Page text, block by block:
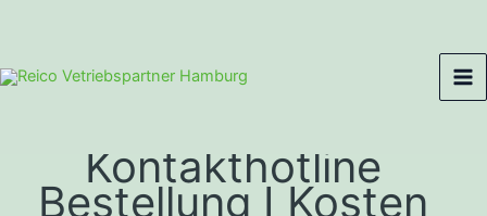
Kontakthotline
Bestellung I Kosten